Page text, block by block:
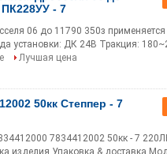
ПК228УУ - 7
06 до 11790 350з
установки: ДК 24В Тракция:
Лучшая цена
50кк Степпер - 7
7834412002 50кк - 7
изделия Упаковка & доставка